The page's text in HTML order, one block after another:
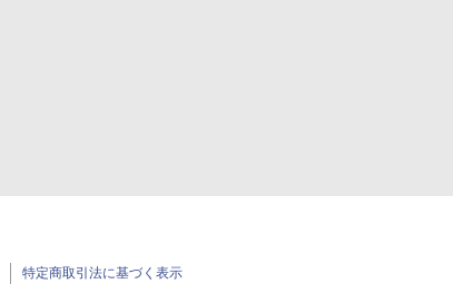
特定商取引法に基づく表示